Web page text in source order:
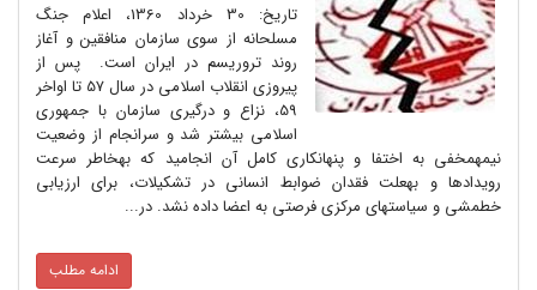
تاریخ: 30 خرداد 1360، اعلام جنگ
مسلحانه از سوی سازمان منافقین و آغاز
روند تروریسم در ایران است. پس از
پیروزی انقلاب اسلامی در سال 57 تا اواخر
59، نزاع و درگیری سازمان با جمهوری
اسلامی بیشتر شد و سرانجام از وضعیت
نیمه‎مخفی به اختفا و پنهان‎کاری کامل آن انجامید که به‎خاطر سرعت
رویدادها و به‎علت فقدان ضوابط انسانی در تشکیلات، برای ارزیابی
خط‎مشی و سیاست‎های مرکزی فرصتی به اعضا داده نشد. در...
ادامه مطلب